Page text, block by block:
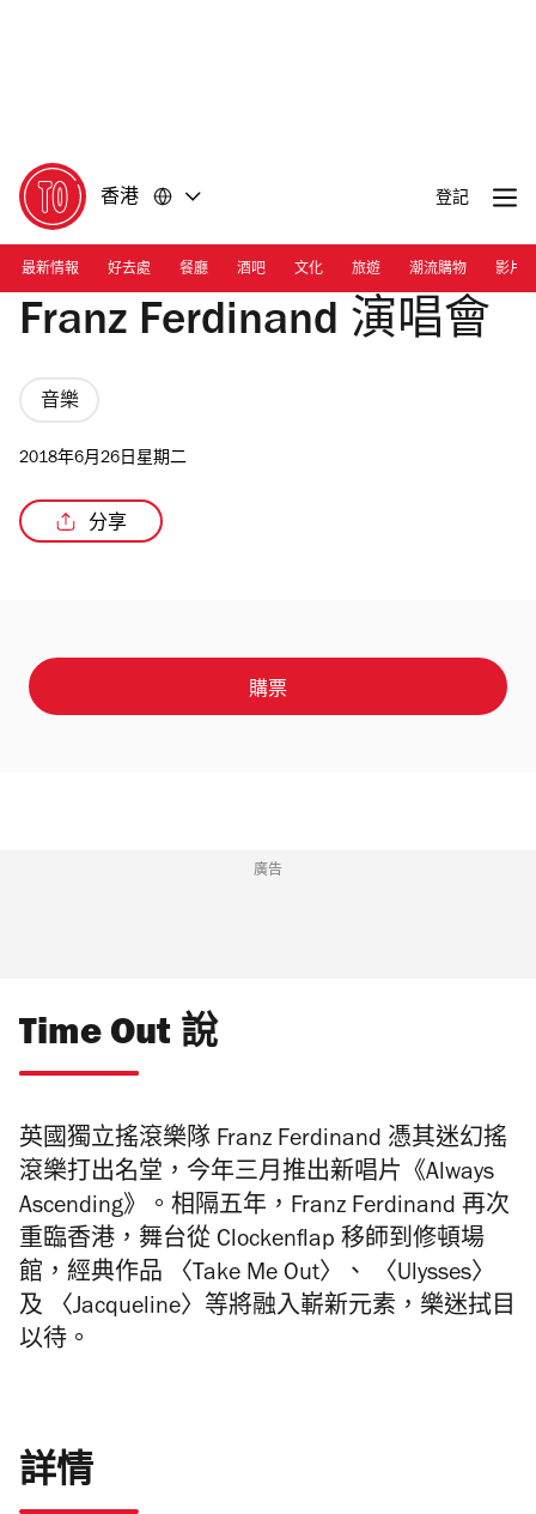
香港 登記
最新情報 好去處 餐廳 酒吧 文化 旅遊 潮流購物 影片
Franz Ferdinand 演唱會
音樂
2018年6月26日星期二
分享
購票
廣告
Time Out 說
英國獨立搖滾樂隊 Franz Ferdinand 憑其迷幻搖
滾樂打出名堂，今年三月推出新唱片《Always
Ascending》。相隔五年，Franz Ferdinand 再次
重臨香港，舞台從 Clockenflap 移師到修頓場
館，經典作品 〈Take Me Out〉、 〈Ulysses〉
及 〈Jacqueline〉等將融入嶄新元素，樂迷拭目
以待。
詳情